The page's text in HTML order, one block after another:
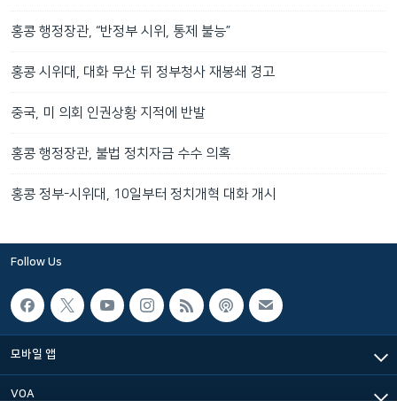
홍콩 행정장관, “반정부 시위, 통제 불능”
홍콩 시위대, 대화 무산 뒤 정부청사 재봉쇄 경고
중국, 미 의회 인권상황 지적에 반발
홍콩 행정장관, 불법 정치자금 수수 의혹
홍콩 정부-시위대, 10일부터 정치개혁 대화 개시
Follow Us
모바일 앱
VOA